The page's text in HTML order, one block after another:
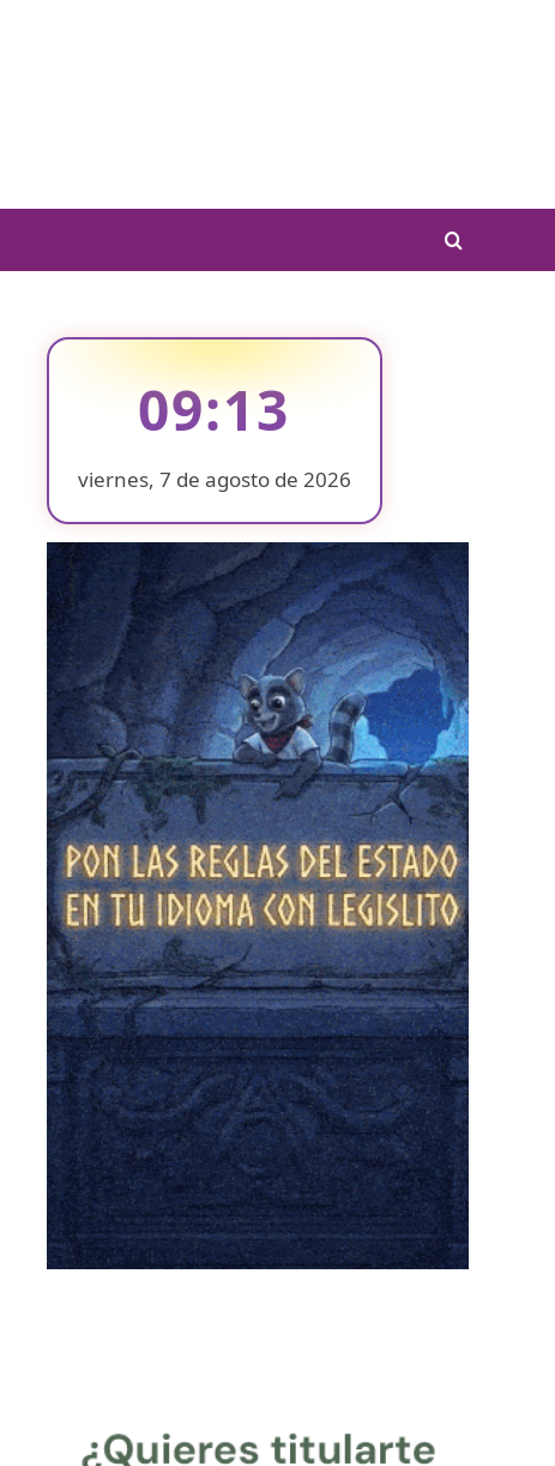
09:13
viernes, 7 de agosto de 2026
❄
❄
❄
❄
❄
❄
❄
❄